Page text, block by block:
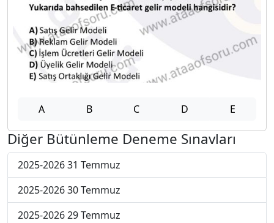
A B C D E
Diğer Bütünleme Deneme Sınavları
2025-2026 31 Temmuz
2025-2026 30 Temmuz
2025-2026 29 Temmuz